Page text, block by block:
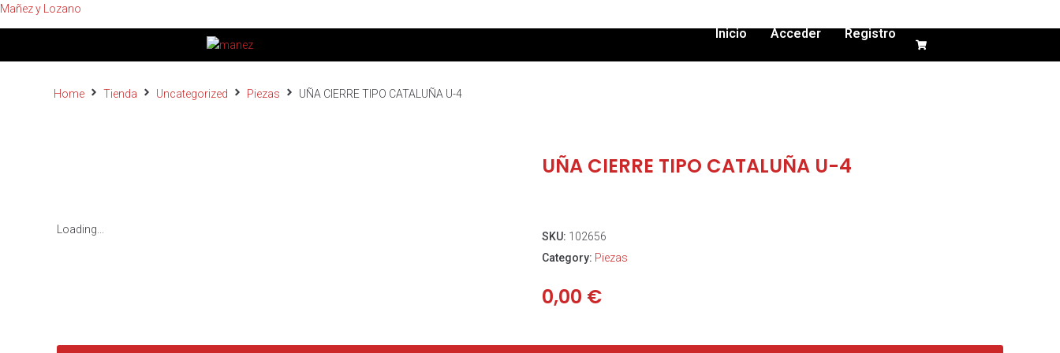
Mañez y Lozano
Inicio Acceder Registro
Home Tienda Uncategorized Piezas UÑA CIERRE TIPO CATALUÑA U-4
Loading...
UÑA CIERRE TIPO CATALUÑA U-4
SKU: 102656
Category: Piezas
0,00 €